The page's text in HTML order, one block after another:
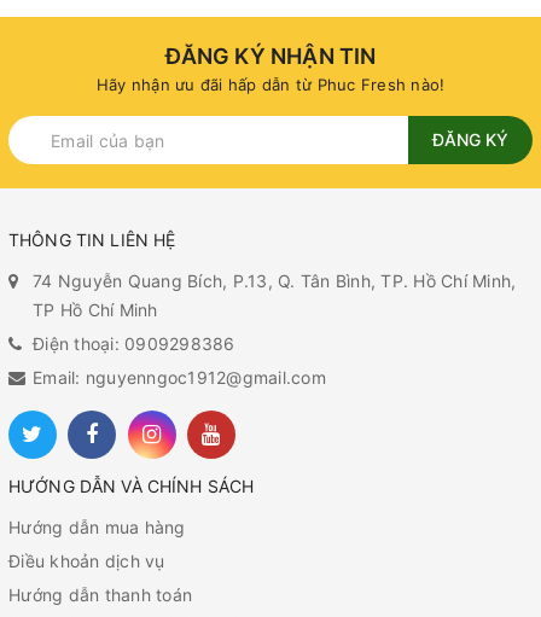
ĐĂNG KÝ NHẬN TIN
Hãy nhận ưu đãi hấp dẫn từ Phuc Fresh nào!
ĐĂNG KÝ
THÔNG TIN LIÊN HỆ
74 Nguyễn Quang Bích, P.13, Q. Tân Bình, TP. Hồ Chí Minh,
TP Hồ Chí Minh
Điện thoại: 0909298386
Email: nguyenngoc1912@gmail.com
HƯỚNG DẪN VÀ CHÍNH SÁCH
Hướng dẫn mua hàng
Điều khoản dịch vụ
Hướng dẫn thanh toán